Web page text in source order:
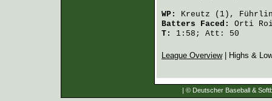
WP: Kreutz (1),
Batters Faced: Orti
T:
1:58; Att: 50
League Overview| Highs &
| © Deutscher Baseball &